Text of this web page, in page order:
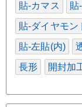
貼-カマス 貼
貼-ダイヤモン
貼-左貼(内)
長形 開封加